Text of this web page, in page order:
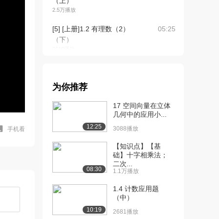
手机看
2.5万播放
[5] [上册]1.2 有理数（2）
（下）
05:25
2.4万播放
[7] [上册]1.2 有理数（3）
05:44
[8] [上册]1.3 有理数的加减
05:10
[9] [上册]1.3 有理数的加减
05:10
为你推荐
12:25
17 空间向量在立体
几何中的应用小...
3088播放
08:30
【知识点】【基
础】十字相乘法；
二次...
1.1万播放
10:19
1.4 计数应用题
（中）
2681播放